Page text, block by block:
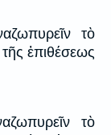
τὸ
ἐπιθέσεως
τὸ